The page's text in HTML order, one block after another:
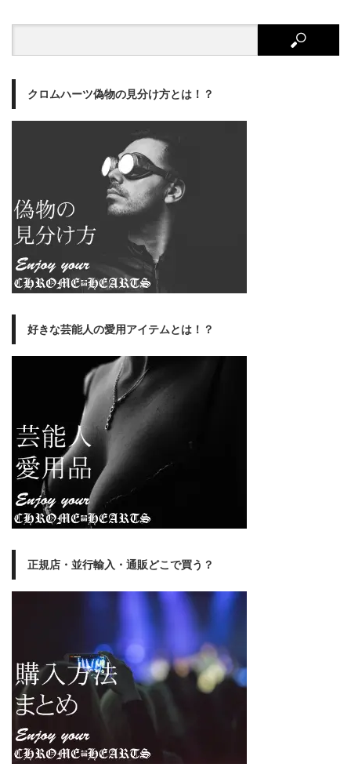
クロムハーツ偽物の見分け方とは！？
好きな芸能人の愛用アイテムとは！？
正規店・並行輸入・通販どこで買う？